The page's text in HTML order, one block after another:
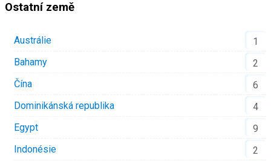
Ostatní země
Austrálie
1
Bahamy
2
Čína
6
Dominikánská republika
4
Egypt
9
Indonésie
2